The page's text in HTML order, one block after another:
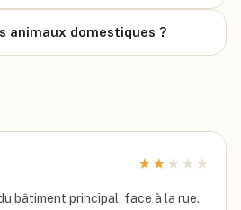
animaux domestiques ?
★★ ★ ★ ★
bâtiment principal, face à la rue.